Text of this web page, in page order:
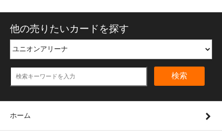
他の売りたいカードを探す
検索
ホーム